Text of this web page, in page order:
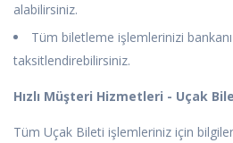
alabilirsiniz.
Tüm biletleme işlemlerinizi
taksitlendirebilirsiniz.
Hızlı Müşteri Hizmetleri - Uçak
Tüm Uçak Bileti işlemleriniz için